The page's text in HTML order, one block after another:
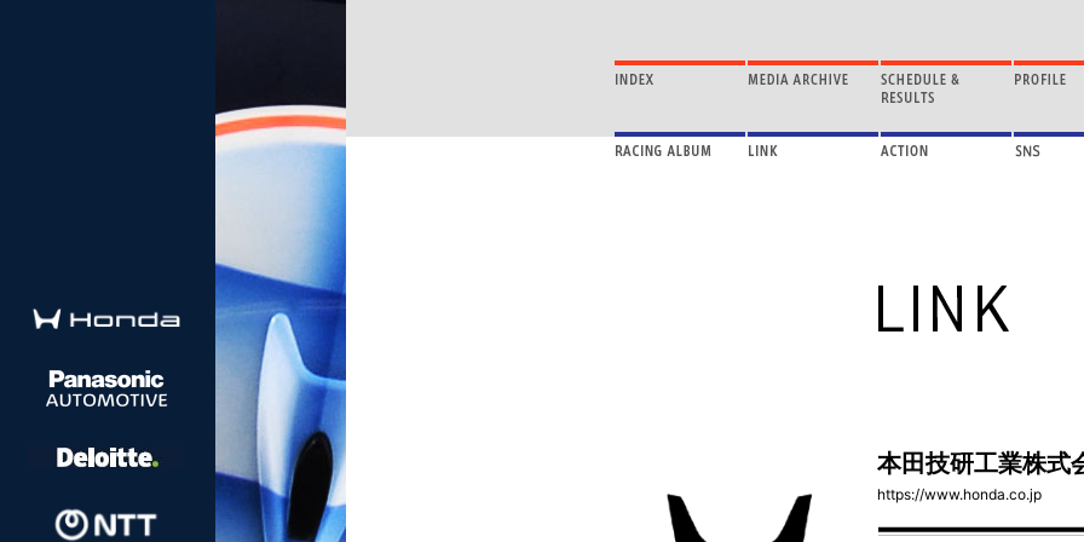
本田技研工業株式
https://www.honda.co.jp